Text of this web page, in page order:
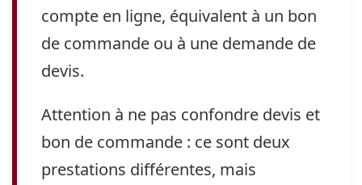
compte en ligne, équivalent à un bon
de commande ou à une demande de
devis.
Attention à ne pas confondre devis et
bon de commande : ce sont deux
prestations différentes, mais